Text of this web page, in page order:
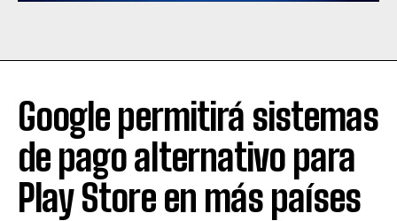
Google permitirá sistemas
de pago alternativo para
Play Store en más países